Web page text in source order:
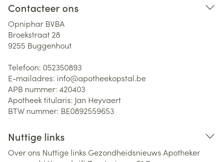
Contacteer ons
Opniphar BVBA
Broekstraat 28
9255 Buggenhout
Telefoon: 052350893
E-mailadres: info@apotheekopstal.be
APB nummer: 420403
Apotheek titularis: Jan Heyvaert
BTW nummer: BE0892559653
Nuttige links
Over ons Nuttige links Gezondheidsnieuws Apotheker